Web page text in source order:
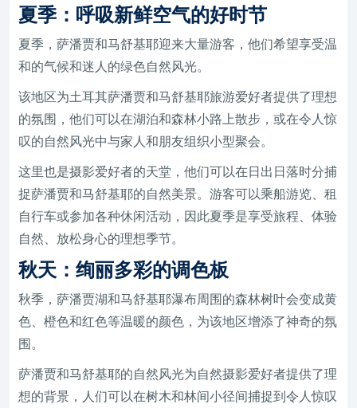
夏季：呼吸新鲜空气的好时节
夏季，萨潘贾和马舒基耶迎来大量游客，他们希望享受温
和的气候和迷人的绿色自然风光。
该地区为土耳其萨潘贾和马舒基耶旅游爱好者提供了理想
的氛围，他们可以在湖泊和森林小路上散步，或在令人惊
叹的自然风光中与家人和朋友组织小型聚会。
这里也是摄影爱好者的天堂，他们可以在日出日落时分捕
捉萨潘贾和马舒基耶的自然美景。游客可以乘船游览、租
自行车或参加各种休闲活动，因此夏季是享受旅程、体验
自然、放松身心的理想季节。
秋天：绚丽多彩的调色板
秋季，萨潘贾湖和马舒基耶瀑布周围的森林树叶会变成黄
色、橙色和红色等温暖的颜色，为该地区增添了神奇的氛
围。
萨潘贾和马舒基耶的自然风光为自然摄影爱好者提供了理
想的背景，人们可以在树木和林间小径间捕捉到令人惊叹